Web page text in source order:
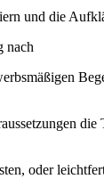
und die
nach
oder